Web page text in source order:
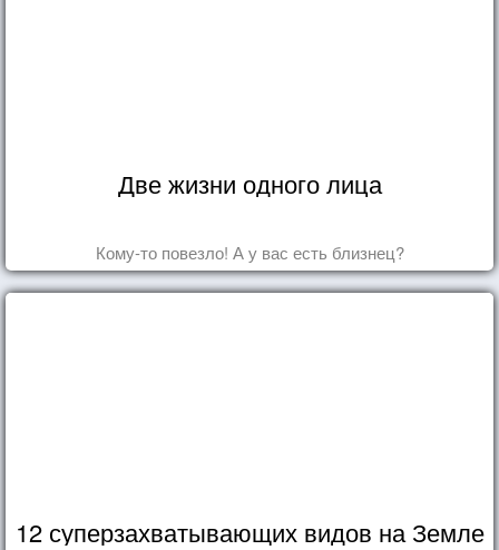
Две жизни одного лица
Кому-то повезло! А у вас есть близнец?
12 суперзахватывающих видов на Земле